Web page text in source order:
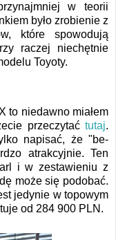
w teorii
było zrobienie z
które spowodują
raczej niechętnie
Toyoty.
to niedawno miałem
przeczytać tutaj.
napisać, że "be-
atrakcyjnie. Ten
i w zestawieniu z
może się podobać.
jedynie w topowym
od 284 900 PLN.